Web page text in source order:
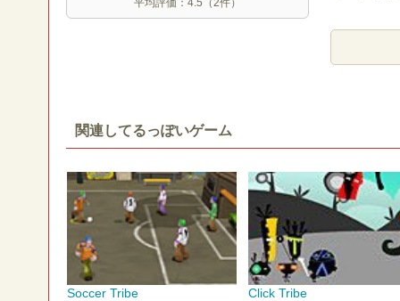
関連してるっぽいゲーム
Soccer Tribe Click Tribe